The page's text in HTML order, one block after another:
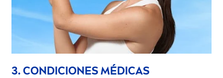
3. CONDICIONES MÉDICAS